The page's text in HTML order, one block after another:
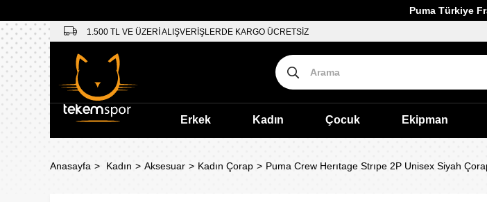
Puma Türkiye
1.500 TL VE ÜZERİ ALIŞVERİŞLERDE KARGO ÜCRETSİZ
Erkek Kadın Çocuk Ekipman
Anasayfa Kadın Aksesuar Kadın Çorap Puma Crew Herıtage Strıpe 2P Unisex Siyah